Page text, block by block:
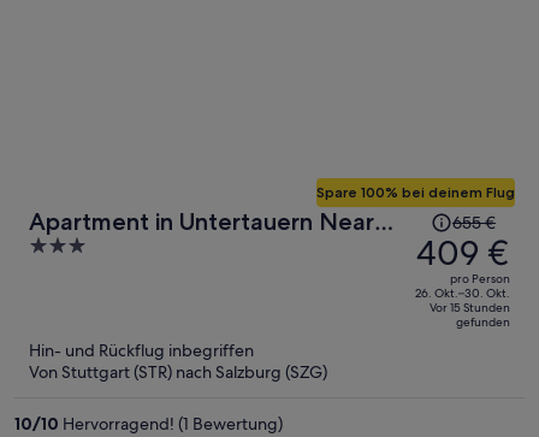
Apartment in Untertauern Near
Ski Slopes
3
Spare 100% bei deinem Flug
Der
Preis
betrug
655 €,
jetzt
655 €
409 €
pro Person
26. Okt.–30. Okt.
Vor 15 Stunden
gefunden
Hin- und Rückflug inbegriffen
Von Stuttgart (STR) nach Salzburg (SZG)
10/10 Hervorragend! (1 Bewertung)